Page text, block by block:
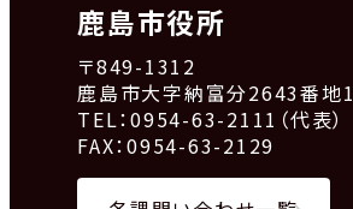
鹿島市役所
〒849-1312
鹿島市大字納富分2643番地1
TEL：0954-63-2111（代表）
FAX：0954-63-2129